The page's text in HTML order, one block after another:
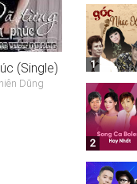
(Single)
Dũng
1
2